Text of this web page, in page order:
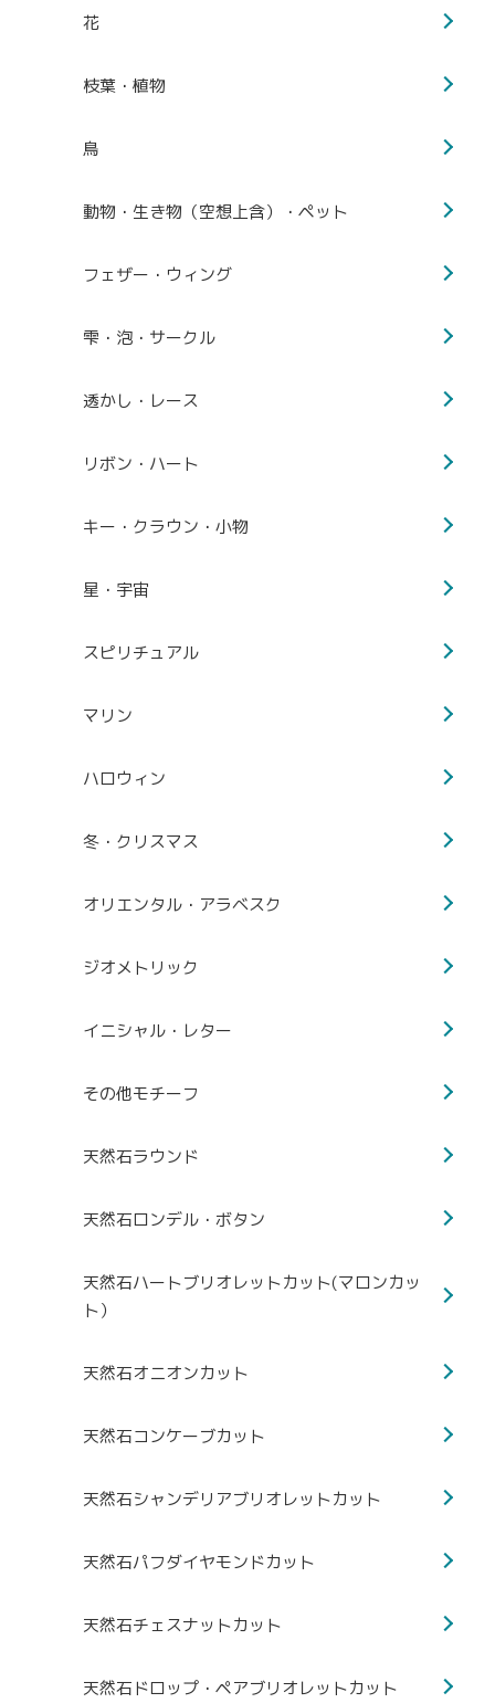
花
枝葉・植物
鳥
動物・生き物（空想上含）・ペット
フェザー・ウィング
雫・泡・サークル
透かし・レース
リボン・ハート
キー・クラウン・小物
星・宇宙
スピリチュアル
マリン
ハロウィン
冬・クリスマス
オリエンタル・アラベスク
ジオメトリック
イニシャル・レター
その他モチーフ
天然石ラウンド
天然石ロンデル・ボタン
天然石ハートブリオレットカット(マロンカッ
ト）
天然石オニオンカット
天然石コンケーブカット
天然石シャンデリアブリオレットカット
天然石パフダイヤモンドカット
天然石チェスナットカット
天然石ドロップ・ペアブリオレットカット